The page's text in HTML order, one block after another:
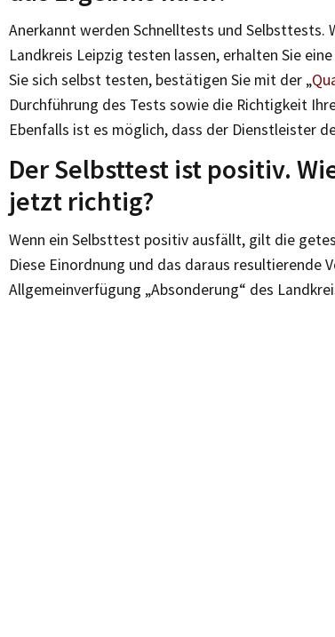
Anerkannt werden Schnelltests und Selbsttests.
Landkreis Leipzig testen lassen, erhalten Sie
Sie sich selbst testen, bestätigen Sie mit der „
Durchführung des Tests sowie die Richtigkeit
Ebenfalls ist es möglich, dass der Dienstleister
Der Selbsttest ist positiv.
jetzt richtig?
Wenn ein Selbsttest positiv ausfällt, gilt die
Diese Einordnung und das daraus resultierende
Allgemeinverfügung „Absonderung“ des